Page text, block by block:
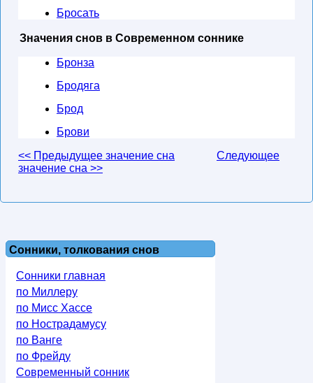
Бросать
Значения снов в Современном соннике
Бронза
Бродяга
Брод
Брови
<< Предыдущее значение сна
Следующее
значение сна >>
Сонники, толкования снов
Сонники главная
по Миллеру
по Мисс Хассе
по Нострадамусу
по Ванге
по Фрейду
Современный сонник